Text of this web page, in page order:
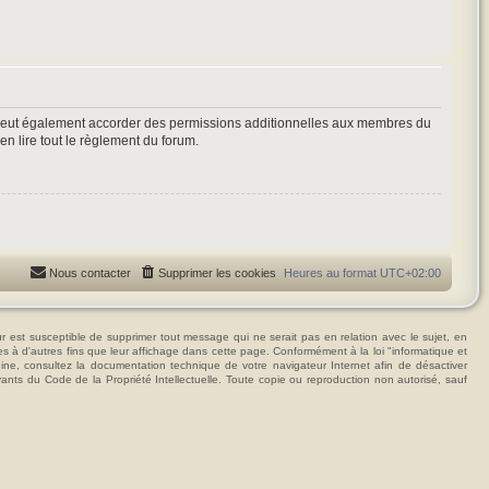
également accorder des permissions additionnelles aux membres du
lire tout le règlement du forum.
Heures au formatUTC+02:00
Supprimer les cookies
Nous contacter
susceptible de supprimer tout message qui ne serait pas en relation avec le sujet, en
à d'autres fins que leur affichage dans cette page. Conformément à la loi "informatique et
consultez la documentation technique de votre navigateur Internet afin de désactiver
du Code de la Propriété Intellectuelle. Toute copie ou reproduction non autorisé, sauf